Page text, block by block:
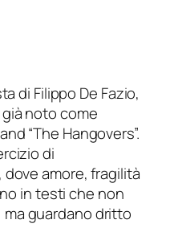
di Filippo De Fazio,
noto come
“The Hangovers”.
di
amore, fragilità
in testi che non
guardano dritto